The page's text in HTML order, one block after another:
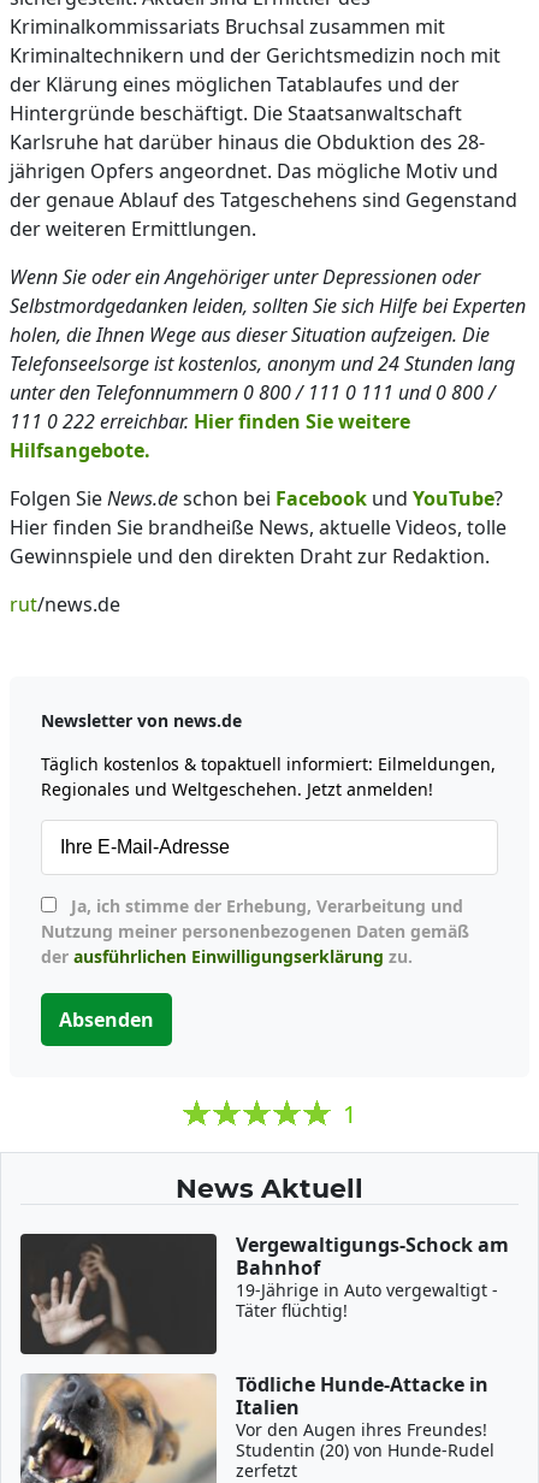
Kriminalkommissariats Bruchsal zusammen mit
Kriminaltechnikern und der Gerichtsmedizin noch mit
der Klärung eines möglichen Tatablaufes und der
Hintergründe beschäftigt. Die Staatsanwaltschaft
Karlsruhe hat darüber hinaus die Obduktion des 28-
jährigen Opfers angeordnet. Das mögliche Motiv und
der genaue Ablauf des Tatgeschehens sind Gegenstand
der weiteren Ermittlungen.
Wenn Sie oder ein Angehöriger unter Depressionen oder
Selbstmordgedanken leiden, sollten Sie sich Hilfe bei Experten
holen, die Ihnen Wege aus dieser Situation aufzeigen. Die
Telefonseelsorge ist kostenlos, anonym und 24 Stunden lang
unter den Telefonnummern 0 800 / 111 0 111 und 0 800 /
111 0 222 erreichbar. Hier finden Sie weitere
Hilfsangebote.
Folgen SieNews.deschon bei Facebook und YouTube?
Hier finden Sie brandheiße News, aktuelle Videos, tolle
Gewinnspiele und den direkten Draht zur Redaktion.
rut/news.de
Newsletter von news.de
Täglich kostenlos & topaktuell informiert: Eilmeldungen,
Regionales und Weltgeschehen. Jetzt anmelden!
Nutzung meiner personenbezogenen Daten gemäß
der ausführlichen Einwilligungserklärung zu.
Absenden
1
News Aktuell
Vergewaltigungs-Schock am
Bahnhof
19-Jährige in Auto vergewaltigt -
Täter flüchtig!
Tödliche Hunde-Attacke in
Italien
Vor den Augen ihres Freundes!
Studentin (20) von Hunde-Rudel
zerfetzt